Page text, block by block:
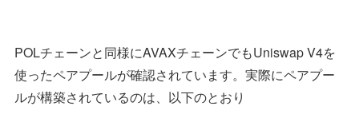
POLチェーンと同様にAVAXチェーンでもUniswap V4を
使ったペアプールが確認されています。実際にペアプー
ルが構築されているのは、以下のとおり